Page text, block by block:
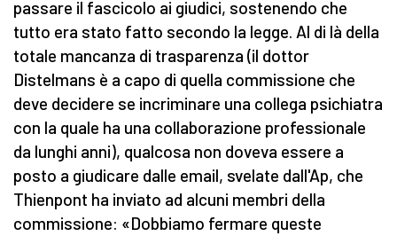
passare il fascicolo ai giudici, sostenendo che
tutto era stato fatto secondo la legge. Al di là della
totale mancanza di trasparenza (il dottor
Distelmans è a capo di quella commissione che
deve decidere se incriminare una collega psichiatra
con la quale ha una collaborazione professionale
da lunghi anni), qualcosa non doveva essere a
posto a giudicare dalle email, svelate dall'Ap, che
Thienpont ha inviato ad alcuni membri della
commissione: «Dobbiamo fermare queste